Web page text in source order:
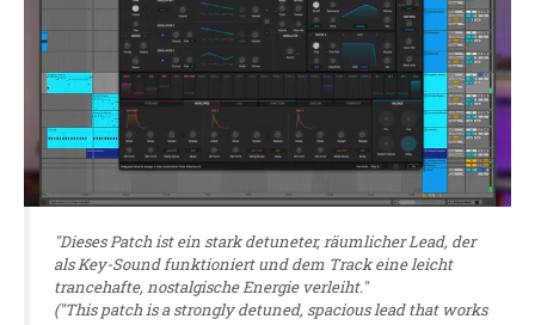
"Dieses Patch ist ein stark detuneter, räumlicher Lead, der
als Key-Sound funktioniert und dem Track eine leicht
trancehafte, nostalgische Energie verleiht."
("This patch is a strongly detuned, spacious lead that works